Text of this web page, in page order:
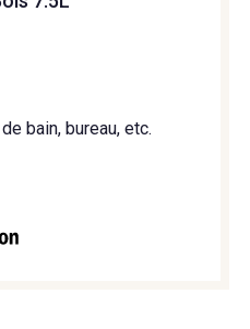
bain, bureau, etc.